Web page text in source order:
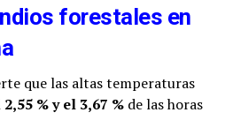
forestales en
que las altas temperaturas
2,55 % y el 3,67 %de las horas